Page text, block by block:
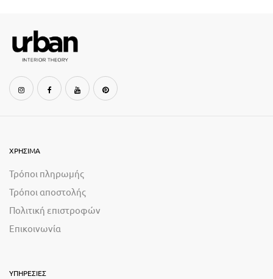
ΧΡΗΣΙΜΑ
Τρόποι πληρωμής
Τρόποι αποστολής
Πολιτική επιστροφών
Επικοινωνία
ΥΠΗΡΕΣΙΕΣ